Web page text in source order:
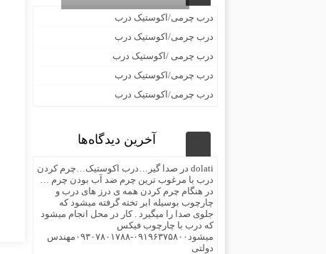
درب چرمی/اکوستیک درب
درب چرمی/اکوستیک درب
درب چرمی /اکوستیک درب
درب چرمی/اکوستیک درب
درب چرمی/اکوستیک درب
آخرین دیدگاه‌ها
dolati در صدا گیر…درب اکوستیک…چرم کردن
درب با مرغوب ترین چرم ضد آب بودن چرم …
در هنگام چرم کردن همه ی درز های درب و
چارچوب بوسیله ابر تخته گرفته میشود که
جلوی صدا را میگیرد . کار در محل انجام میشود
که درب با چارچوب فیکس
میشود۰۹۱۹۶۳۷۵۸۰۰-۰۹۳۰۷۸۰۱۷۸۸مهندس
دولتی